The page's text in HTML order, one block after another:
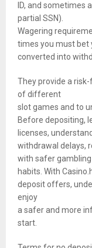
ID, and sometimes
partial SSN).
Wagering
times you must bet
converted into
They provide a
of different
slot games and to
Before depositing,
licenses, understand
withdrawal delays,
with safer gambling
habits. With
deposit offers,
enjoy
a safer and more
start.